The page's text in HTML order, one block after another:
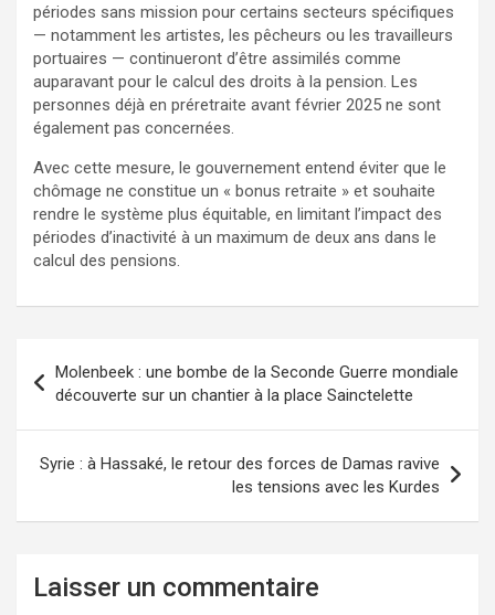
périodes sans mission pour certains secteurs spécifiques
— notamment les artistes, les pêcheurs ou les travailleurs
portuaires — continueront d’être assimilés comme
auparavant pour le calcul des droits à la pension. Les
personnes déjà en préretraite avant février 2025 ne sont
également pas concernées.
Avec cette mesure, le gouvernement entend éviter que le
chômage ne constitue un « bonus retraite » et souhaite
rendre le système plus équitable, en limitant l’impact des
périodes d’inactivité à un maximum de deux ans dans le
calcul des pensions.
Molenbeek : une bombe de la Seconde Guerre mondiale
découverte sur un chantier à la place Sainctelette
Syrie : à Hassaké, le retour des forces de Damas ravive
les tensions avec les Kurdes
Laisser un commentaire